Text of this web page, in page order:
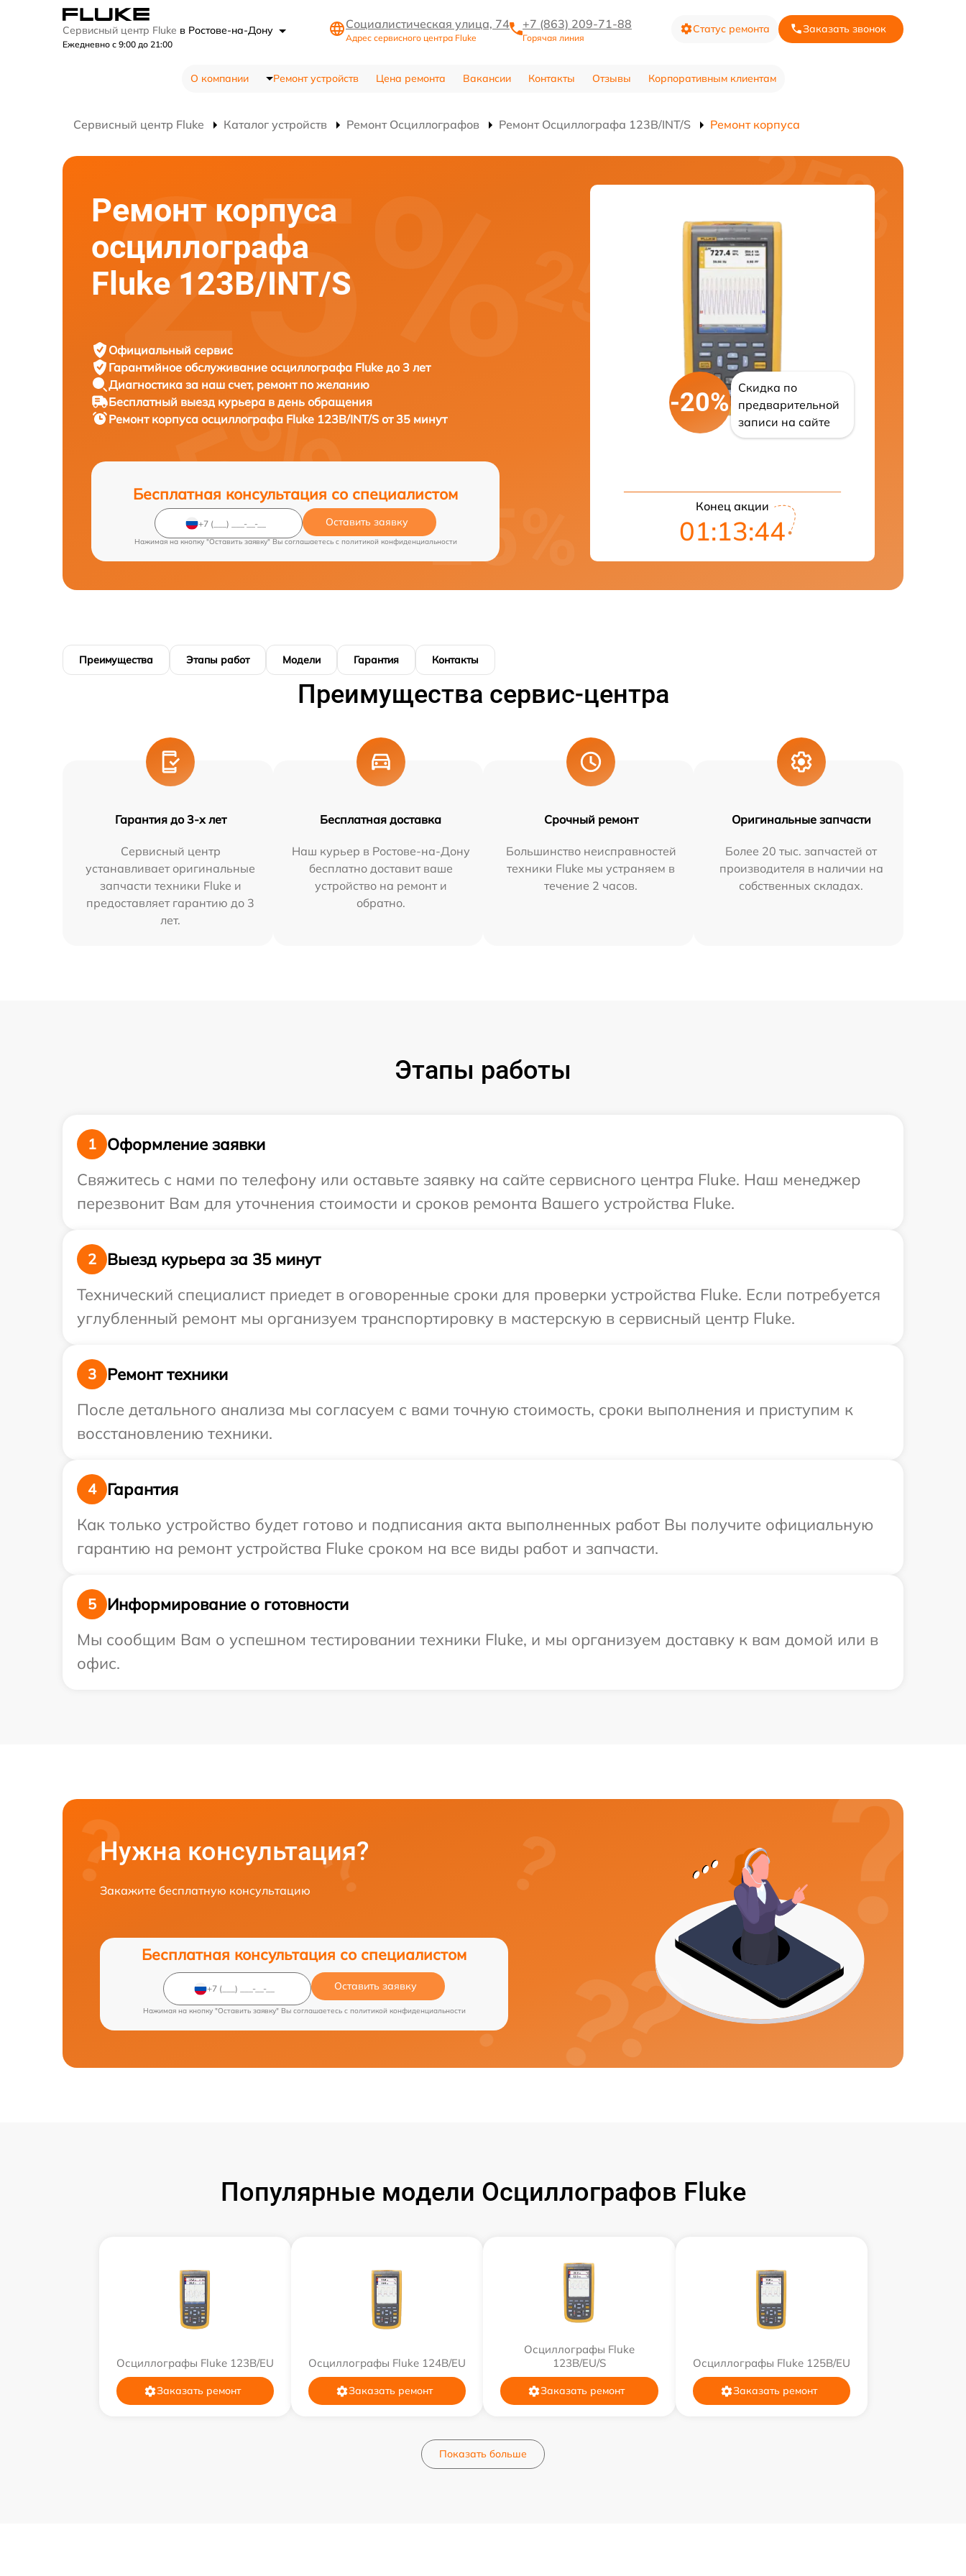
Сервисный центр Fluke в Ростове-на-Дону
Ежедневно с 9:00 до 21:00
Социалистическая улица, 74
Адрес сервисного центра Fluke
+7 (863) 209-71-88
Горячая линия
Статус ремонта Заказать звонок
О компании Ремонт устройств Цена ремонта Вакансии Контакты Отзывы Корпоративным клиентам
Сервисный центр Fluke Каталог устройств Ремонт Осциллографов Ремонт Осциллографа 123B/INT/S Ремонт корпуса
Ремонт корпуса
осциллографа
Fluke 123B/INT/S
Официальный сервис
Гарантийное обслуживание осциллографа Fluke до 3 лет
Диагностика за наш счет, ремонт по желанию
Бесплатный выезд курьера в день обращения
Ремонт корпуса осциллографа Fluke 123B/INT/S от 35 минут
Бесплатная консультация со специалистом
Оставить заявку
Нажимая на кнопку "Оставить заявку" Вы соглашаетесь c политикой конфиденциальности
-20%
Скидка по
предварительной
записи на сайте
Конец акции
01:13:43
Преимущества Этапы работ Модели Гарантия Контакты
Преимущества сервис-центра
Гарантия до 3-х лет
Сервисный центр
устанавливает оригинальные
запчасти техники Fluke и
предоставляет гарантию до 3
лет.
Бесплатная доставка
Наш курьер в Ростове-на-Дону
бесплатно доставит ваше
устройство на ремонт и
обратно.
Срочный ремонт
Большинство неисправностей
техники Fluke мы устраняем в
течение 2 часов.
Оригинальные запчасти
Более 20 тыс. запчастей от
производителя в наличии на
собственных складах.
Этапы работы
1
Оформление заявки
Свяжитесь с нами по телефону или оставьте заявку на сайте сервисного центра Fluke. Наш менеджер
перезвонит Вам для уточнения стоимости и сроков ремонта Вашего устройства Fluke.
2
Выезд курьера за 35 минут
Технический специалист приедет в оговоренные сроки для проверки устройства Fluke. Если потребуется
углубленный ремонт мы организуем транспортировку в мастерскую в сервисный центр Fluke.
3
Ремонт техники
После детального анализа мы согласуем с вами точную стоимость, сроки выполнения и приступим к
восстановлению техники.
4
Гарантия
Как только устройство будет готово и подписания акта выполненных работ Вы получите официальную
гарантию на ремонт устройства Fluke сроком на все виды работ и запчасти.
5
Информирование о готовности
Мы сообщим Вам о успешном тестировании техники Fluke, и мы организуем доставку к вам домой или в
офис.
Нужна консультация?
Закажите бесплатную консультацию
Бесплатная консультация со специалистом
Оставить заявку
Нажимая на кнопку "Оставить заявку" Вы соглашаетесь c политикой конфиденциальности
Популярные модели Осциллографов Fluke
Осциллографы Fluke 123B/EU
Заказать ремонт
Осциллографы Fluke 124B/EU
Заказать ремонт
Осциллографы Fluke
123B/EU/S
Заказать ремонт
Осциллографы Fluke 125B/EU
Заказать ремонт
Показать больше